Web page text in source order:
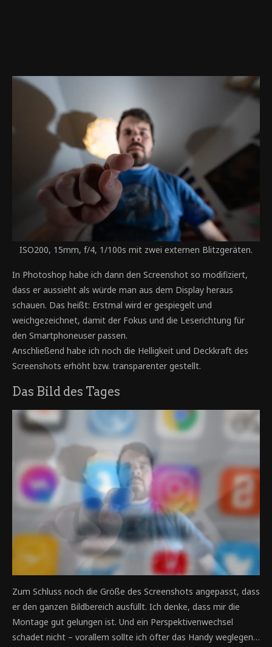
ISO200, 15mm, f/4, 1/100s mit zwei externen Blitzgeräten.
In Photoshop habe ich dann den Screenshot so modifiziert,
dass er aussieht als würde man aus dem Display heraus
schauen. Das heißt: Erstmal wird er gespiegelt und
weichgezeichnet, damit der Fokus und die Leserichtung für
den Smartphoneuser passen.
Anschließend habe ich noch die Helligkeit und Deckkraft des
Screenshots erhöht bzw. transparenter gestellt.
Das Bild des Tages
Zum Schluss noch die Größe des Screenshots angepasst, dass
er den ganzen Bildbereich ausfüllt. Ich denke, dass mir die
Montage gut gelungen ist. Und ein Perspektivenwechsel
schadet nicht – vorallem sollte ich öfter das Handy weglegen…